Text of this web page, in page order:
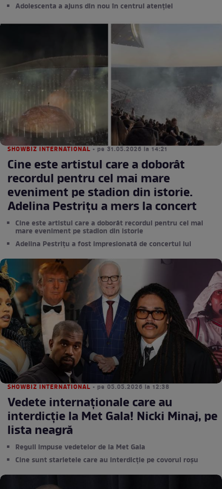
Adolescenta a ajuns din nou în centrul atenției
SHOWBIZ INTERNATIONAL • pe 31.05.2026 la 14:21
Cine este artistul care a doborât
recordul pentru cel mai mare
eveniment pe stadion din istorie.
Adelina Pestrițu a mers la concert
Cine este artistul care a doborât recordul pentru cel mai
mare eveniment pe stadion din istorie
Adelina Pestrițu a fost impresionată de concertul lui
SHOWBIZ INTERNATIONAL • pe 05.05.2026 la 12:38
Vedete internaționale care au
interdicție la Met Gala! Nicki Minaj, pe
lista neagră
Reguli impuse vedetelor de la Met Gala
Cine sunt starletele care au interdicție pe covorul roșu